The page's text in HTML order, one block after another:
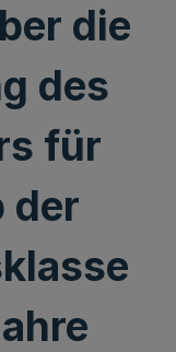
die
des
für
der